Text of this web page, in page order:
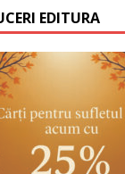
EDITURA